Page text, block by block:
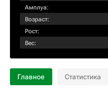
Амплуа:
Возраст:
Рост:
Вес:
Главное Статистика